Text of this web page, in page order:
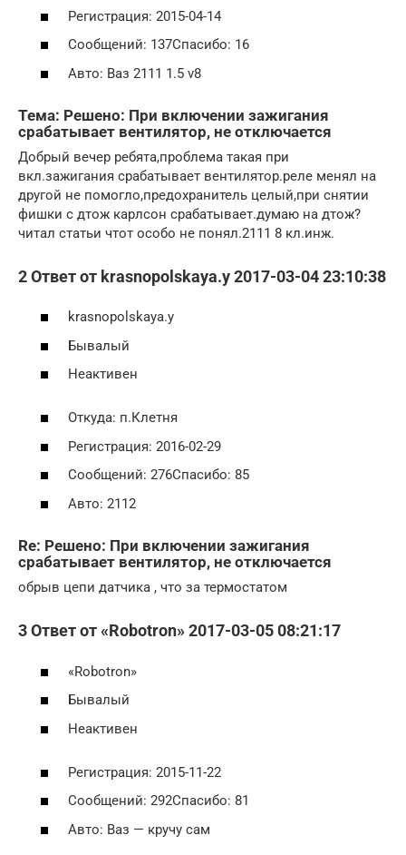
Регистрация: 2015-04-14
Сообщений: 137Спасибо: 16
Авто: Ваз 2111 1.5 v8
Тема: Решено: При включении зажигания
срабатывает вентилятор, не отключается
Добрый вечер ребята,проблема такая при
вкл.зажигания срабатывает вентилятор.реле менял на
другой не помогло,предохранитель целый,при снятии
фишки с дтож карлсон срабатывает.думаю на дтож?
читал статьи чтот особо не понял.2111 8 кл.инж.
2 Ответ от krasnopolskaya.y 2017-03-04 23:10:38
krasnopolskaya.y
Бывалый
Неактивен
Откуда: п.Клетня
Регистрация: 2016-02-29
Сообщений: 276Спасибо: 85
Авто: 2112
Re: Решено: При включении зажигания
срабатывает вентилятор, не отключается
обрыв цепи датчика , что за термостатом
3 Ответ от «Robotron» 2017-03-05 08:21:17
«Robotron»
Бывалый
Неактивен
Регистрация: 2015-11-22
Сообщений: 292Спасибо: 81
Авто: Ваз — кручу сам